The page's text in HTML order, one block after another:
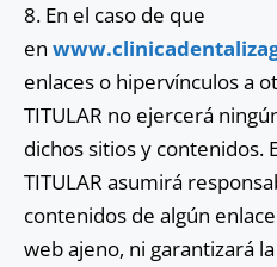
8. En el caso de que
en
enlaces o hipervínculos a
TITULAR no ejercerá
dichos sitios y contenidos.
TITULAR asumirá
contenidos de algún
web ajeno, ni garantizará